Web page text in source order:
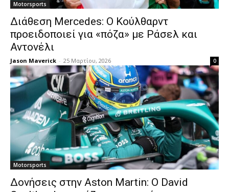
Motorsports
Διάθεση Mercedes: Ο Κούλθαρντ
προειδοποιεί για «πόζα» με Ράσελ και
Αντονέλι
Jason Maverick - 25 Μαρτίου, 2026 0
Motorsports
Δονήσεις στην Aston Martin: Ο David